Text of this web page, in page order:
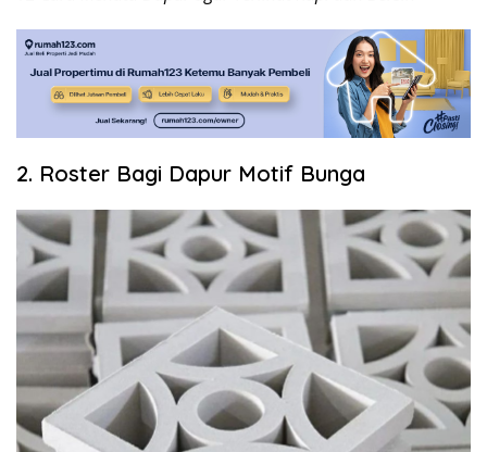
2. Roster Bagi Dapur Motif Bunga